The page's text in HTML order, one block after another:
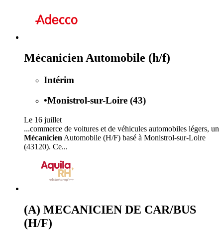
Mécanicien Automobile (h/f)
Intérim
•Monistrol-sur-Loire (43)
Le 16 juillet
...commerce de voitures et de véhicules automobiles légers, un
Mécanicien Automobile (H/F) basé à Monistrol-sur-Loire
(43120). Ce...
(A) MECANICIEN DE CAR/BUS
(H/F)